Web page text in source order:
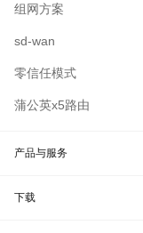
组网方案
sd-wan
零信任模式
蒲公英x5路由
产品与服务
下载